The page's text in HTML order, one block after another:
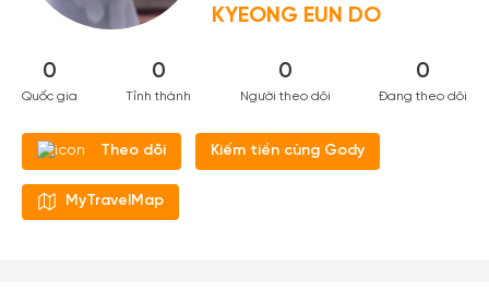
KYEONG EUN DO
0
Quốc gia
0
Tỉnh thành
0
Người theo dõi
0
Đang theo dõi
Theo dõi Kiếm tiền cùng Gody
MyTravelMap